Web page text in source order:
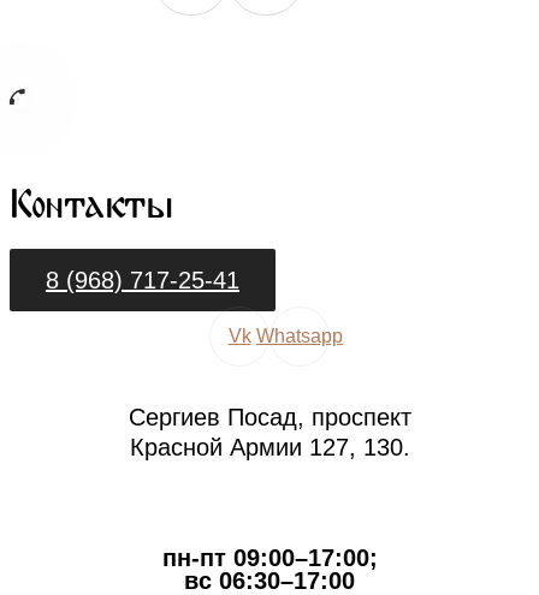
Контакты
8 (968) 717-25-41
Vk Whatsapp
Сергиев Посад, проспект
Красной Армии 127, 130.
пн-пт 09:00–17:00;
вс 06:30–17:00